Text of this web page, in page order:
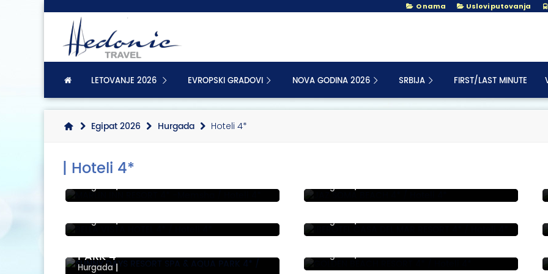
O nama Uslovi putovanja
LETOVANJE 2026 EVROPSKI GRADOVI NOVA GODINA 2026 SRBIJA FIRST/LAST MINUTE
Egipat 2026 Hurgada Hoteli 4*
| Hoteli 4*
MARLIN INN RESORT 4* -Memsha
Hurgada| Hurgada|
Hurgada| Hurgada|
PARK 4*
Hurgada |
Hurgada|